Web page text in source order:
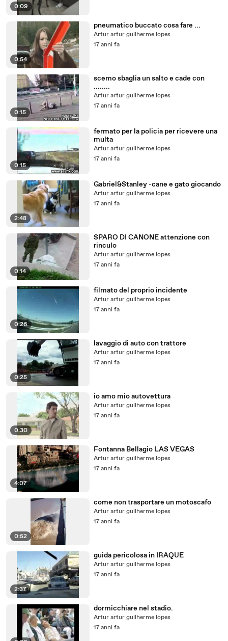
0:09
0:54
pneumatico buccato cosa fare ...
Artur artur guilherme lopes
17 anni fa
0:15
scemo sbaglia un salto e cade con
........
Artur artur guilherme lopes
17 anni fa
0:15
fermato per la policia per ricevere una
multa
Artur artur guilherme lopes
17 anni fa
2:48
Gabriel&Stanley -cane e gato giocando
Artur artur guilherme lopes
17 anni fa
0:14
SPARO DI CANONE attenzione con
rinculo
Artur artur guilherme lopes
17 anni fa
0:26
filmato del proprio incidente
Artur artur guilherme lopes
17 anni fa
0:25
lavaggio di auto con trattore
Artur artur guilherme lopes
17 anni fa
0:30
io amo mio autovettura
Artur artur guilherme lopes
17 anni fa
4:07
Fontanna Bellagio LAS VEGAS
Artur artur guilherme lopes
17 anni fa
0:52
come non trasportare un motoscafo
Artur artur guilherme lopes
17 anni fa
2:37
guida pericolosa in IRAQUE
Artur artur guilherme lopes
17 anni fa
dormicchiare nel stadio.
Artur artur guilherme lopes
17 anni fa